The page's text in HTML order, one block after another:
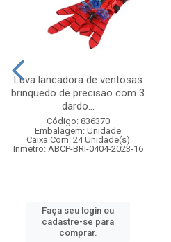
Luva lancadora de ventosas
brinquedo de precisao com 3
dardo...
Código: 836370
Embalagem: Unidade
Caixa Com: 24 Unidade(s)
Inmetro: ABCP-BRI-0404-2023-16
Faça seu login ou
cadastre-se para
comprar.